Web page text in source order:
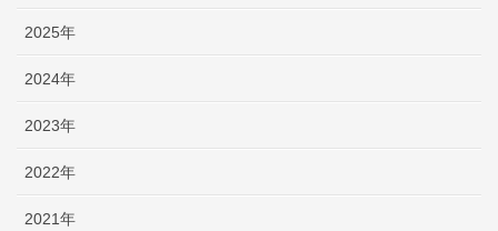
2025年
2024年
2023年
2022年
2021年